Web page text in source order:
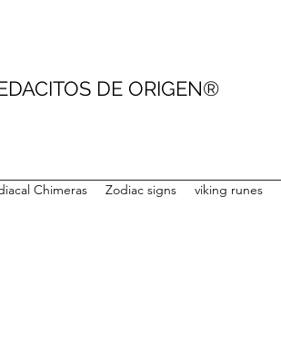
DE ORIGEN®
Chimeras Zodiac signs viking runes